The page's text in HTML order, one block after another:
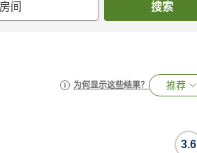
间 搜索
为何显示这些结果？ 推荐
3.6